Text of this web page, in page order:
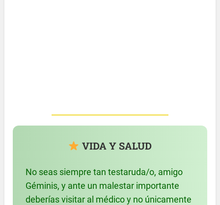
VIDA Y SALUD
No seas siempre tan testaruda/o, amigo
Géminis, y ante un malestar importante
deberías visitar al médico y no únicamente